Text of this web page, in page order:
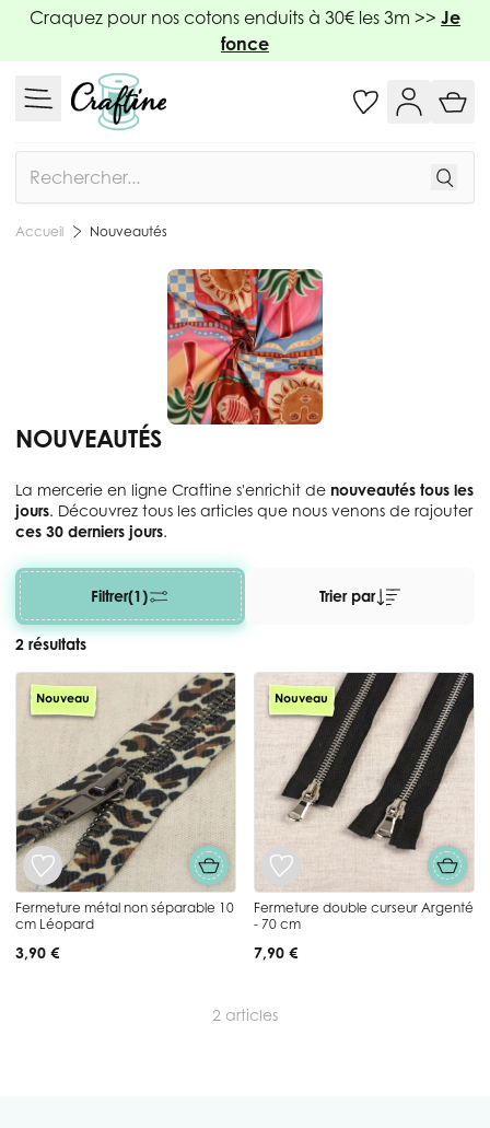
Allez au contenu
Craquez pour nos cotons enduits à 30€ les 3m >> Je
fonce
Accueil Nouveautés
NOUVEAUTÉS
La mercerie en ligne Craftine s'enrichit de nouveautés tous les
jours. Découvrez tous les articles que nous venons de rajouter
ces 30 derniers jours.
Filtrer(1)
2 résultats
Trier par
Nouveau
Fermeture métal non séparable 10
cm Léopard
3,90 €
Nouveau
Fermeture double curseur Argenté
- 70 cm
7,90 €
2 articles